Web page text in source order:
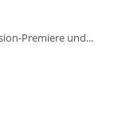
Premiere und...